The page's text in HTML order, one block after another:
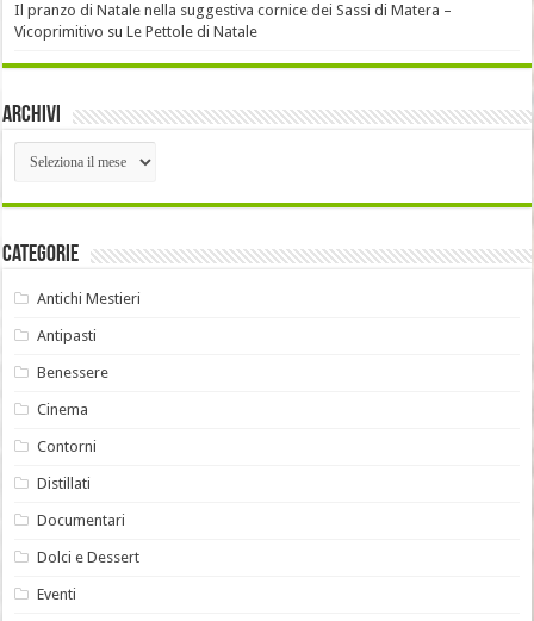
Il pranzo di Natale nella suggestiva cornice dei Sassi di Matera –
Vicoprimitivo suLe Pettole di Natale
Archivi
Archivi
Categorie
Antichi Mestieri
Antipasti
Benessere
Cinema
Contorni
Distillati
Documentari
Dolci e Dessert
Eventi